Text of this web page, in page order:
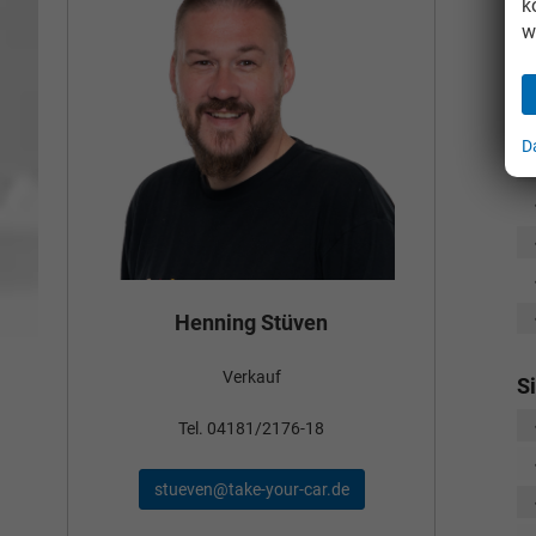
Henning Stüven
Verkauf
Tel. 04181/2176-18
stueven@take-your-car.de